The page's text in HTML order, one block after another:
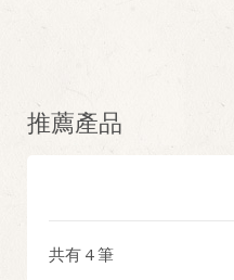
推薦產品
共有 4筆